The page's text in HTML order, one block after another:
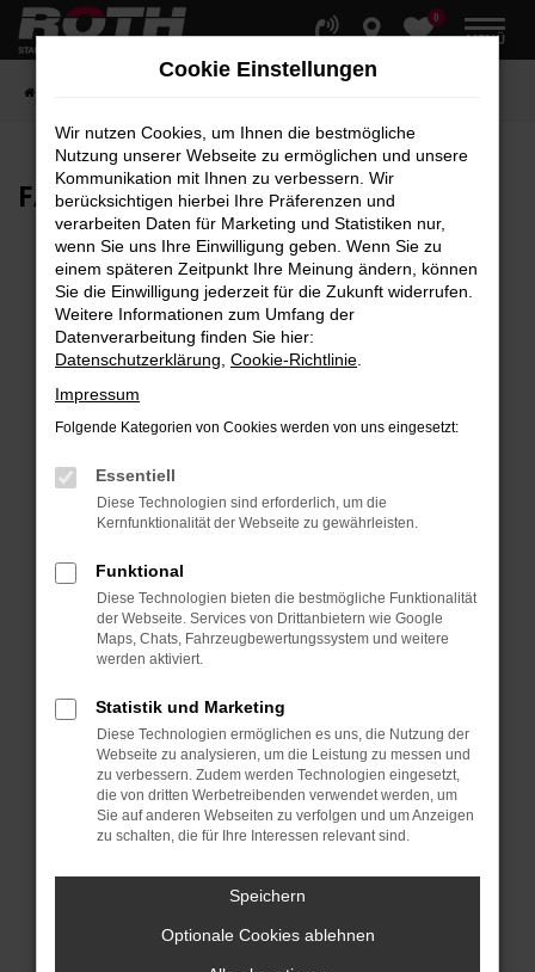
Zum
Hauptinhalt
0
MENÜ
FAHRZEUG-SHOWROOM
Fehler: Network Error
Beim Laden ist ein Fehler aufgetreten.
Hier sind ein paar Tipps, die dir helfen können:
Überprüfe deine Firewall und deine
Laden andere Webseiten, zum Beispiel deine
Suchmaschine?
Prüfe deine Browsererweiterungen.
Manche Erweiterungen, wie Werbeblocker,
können das Laden bestimmter Seiten
verhindern. Funktioniert die Seite in einem
anderen Browser oder in einem privaten
Fenster?
Starte dein Gerät neu.
Das kann manchmal helfen, vorübergehende
Probleme zu beheben.
Stelle sicher, dass dein Browser und dein
Betriebssystem auf dem neuesten Stand
sind.
Sicherheitsrisiko, sondern kann auch dazu
unterstützt werden.
Cookie Einstellungen
Wir nutzen Cookies, um Ihnen die bestmögliche
Nutzung unserer Webseite zu ermöglichen und unsere
Kommunikation mit Ihnen zu verbessern. Wir
berücksichtigen hierbei Ihre Präferenzen und
verarbeiten Daten für Marketing und Statistiken nur,
wenn Sie uns Ihre Einwilligung geben. Wenn Sie zu
einem späteren Zeitpunkt Ihre Meinung ändern, können
Sie die Einwilligung jederzeit für die Zukunft widerrufen.
Weitere Informationen zum Umfang der
Datenverarbeitung finden Sie hier:
Datenschutzerklärung Cookie-Richtlinie
Impressum
Folgende Kategorien von Cookies werden von uns eingesetzt:
Essentiell
Diese Technologien sind erforderlich, um die
Kernfunktionalität der Webseite zu gewährleisten.
Funktional
Diese Technologien bieten die bestmögliche Funktionalität
der Webseite. Services von Drittanbietern wie Google
Maps, Chats, Fahrzeugbewertungssystem und weitere
werden aktiviert.
Statistik und Marketing
Diese Technologien ermöglichen es uns, die Nutzung der
Webseite zu analysieren, um die Leistung zu messen und
zu verbessern. Zudem werden Technologien eingesetzt,
die von dritten Werbetreibenden verwendet werden, um
Sie auf anderen Webseiten zu verfolgen und um Anzeigen
zu schalten, die für Ihre Interessen relevant sind.
Speichern
Optionale Cookies ablehnen